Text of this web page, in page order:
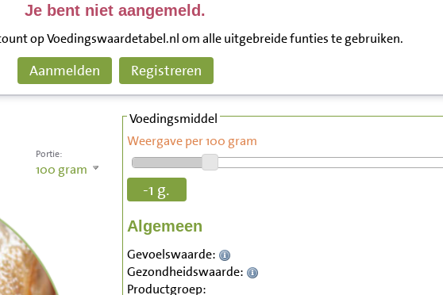
Je bent niet aangemeld.
op Voedingswaardetabel.nl om alle uitgebreide funties te gebruiken.
Aanmelden Registreren
Portie:
100 gram
Voedingsmiddel
Weergave per 100 gram
-1 g.
Algemeen
Gevoelswaarde:
Gezondheidswaarde:
Productgroep: